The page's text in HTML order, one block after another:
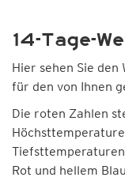
14-Tage-
Hier sehen Sie
für den von Ihnen
Die roten Zahlen
Rot und hellem